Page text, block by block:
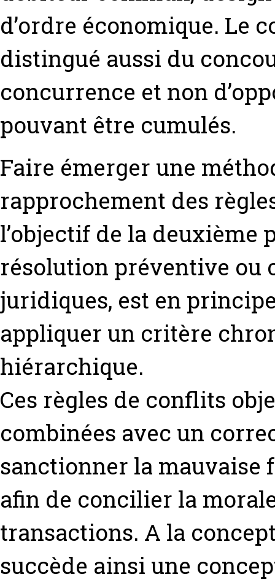
d’ordre économique. Le
distingué aussi du
concurrence et non
pouvant être cumulés.
Faire émerger une
rapprochement des
l’objectif de la deuxième
résolution préventive ou
juridiques, est en
appliquer un critère
hiérarchique.
Ces règles de conflits
combinées avec un
sanctionner la mauvaise
afin de concilier la
transactions. A la
succède ainsi une